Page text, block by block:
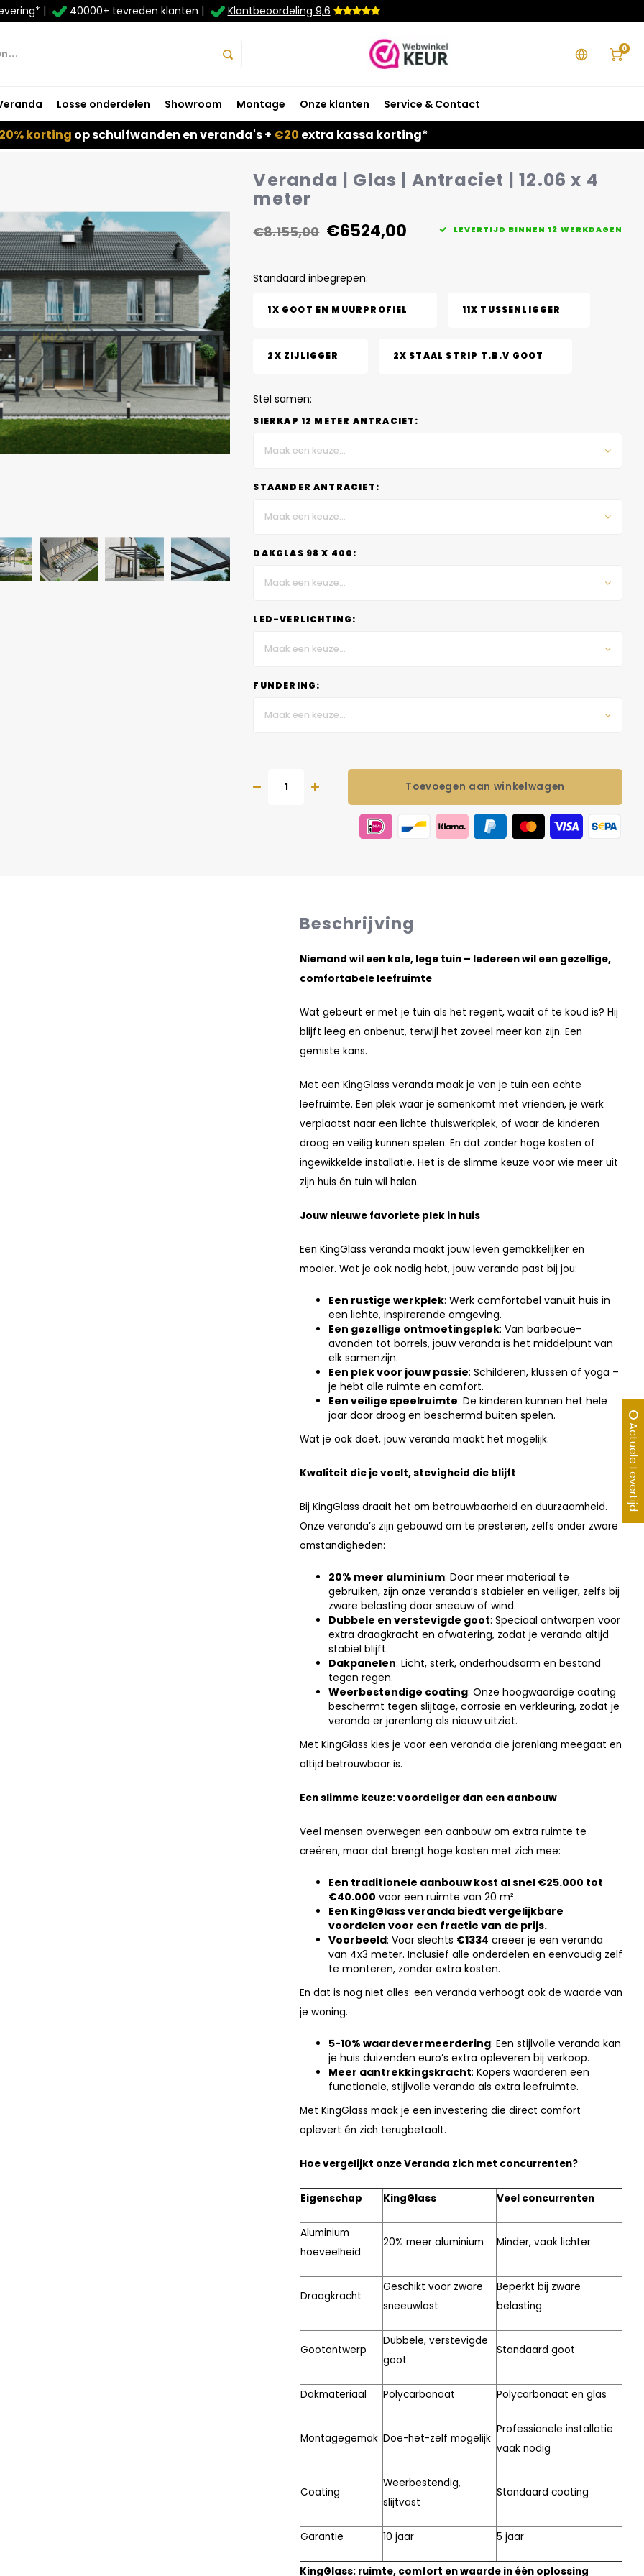
| 40000+ tevreden klanten | Klantbeoordeling 9,6
0
Losse onderdelen Showroom Montage Onze klanten Service & Contact
korting op schuifwanden en veranda's + €20 extra kassa korting*
Veranda | Glas | Antraciet | 12.06 x 4
meter
€8.155,00 €6524,00 LEVERTIJD BINNEN 12 WERKDAGEN
Standaard inbegrepen:
1X GOOT EN MUURPROFIEL 11X TUSSENLIGGER
2X ZIJLIGGER 2X STAAL STRIP T.B.V GOOT
Stel samen:
SIERKAP 12 METER ANTRACIET:
Maak een keuze...
STAANDER ANTRACIET:
Maak een keuze...
DAKGLAS 98 X 400:
Maak een keuze...
LED-VERLICHTING:
Maak een keuze...
FUNDERING:
Maak een keuze...
Toevoegen aan winkelwagen
Beschrijving
Niemand wil een kale, lege tuin – Iedereen wil een gezellige,
comfortabele leefruimte
Wat gebeurt er met je tuin als het regent, waait of te koud is? Hij
blijft leeg en onbenut, terwijl het zoveel meer kan zijn. Een
gemiste kans.
Met een KingGlass veranda maak je van je tuin een echte
leefruimte. Een plek waar je samenkomt met vrienden, je werk
verplaatst naar een lichte thuiswerkplek, of waar de kinderen
droog en veilig kunnen spelen. En dat zonder hoge kosten of
ingewikkelde installatie. Het is de slimme keuze voor wie meer uit
zijn huis én tuin wil halen.
Jouw nieuwe favoriete plek in huis
Een KingGlass veranda maakt jouw leven gemakkelijker en
mooier. Wat je ook nodig hebt, jouw veranda past bij jou:
Een rustige werkplek: Werk comfortabel vanuit huis in
een lichte, inspirerende omgeving.
Een gezellige ontmoetingsplek: Van barbecue-
avonden tot borrels, jouw veranda is het middelpunt van
elk samenzijn.
Een plek voor jouw passie: Schilderen, klussen of yoga –
je hebt alle ruimte en comfort.
Een veilige speelruimte: De kinderen kunnen het hele
jaar door droog en beschermd buiten spelen.
Wat je ook doet, jouw veranda maakt het mogelijk.
Kwaliteit die je voelt, stevigheid die blijft
Bij KingGlass draait het om betrouwbaarheid en duurzaamheid.
Onze veranda’s zijn gebouwd om te presteren, zelfs onder zware
omstandigheden:
20% meer aluminium: Door meer materiaal te
gebruiken, zijn onze veranda’s stabieler en veiliger, zelfs bij
zware belasting door sneeuw of wind.
Dubbele en verstevigde goot: Speciaal ontworpen voor
extra draagkracht en afwatering, zodat je veranda altijd
stabiel blijft.
Dakpanelen: Licht, sterk, onderhoudsarm en bestand
tegen regen.
Weerbestendige coating: Onze hoogwaardige coating
beschermt tegen slijtage, corrosie en verkleuring, zodat je
veranda er jarenlang als nieuw uitziet.
Met KingGlass kies je voor een veranda die jarenlang meegaat en
altijd betrouwbaar is.
Een slimme keuze: voordeliger dan een aanbouw
Veel mensen overwegen een aanbouw om extra ruimte te
creëren, maar dat brengt hoge kosten met zich mee:
Een traditionele aanbouw kost al snel €25.000 tot
€40.000 voor een ruimte van 20 m².
Een KingGlass veranda biedt vergelijkbare
voordelen voor een fractie van de prijs.
Voorbeeld: Voor slechts €1334 creëer je een veranda
van 4x3 meter. Inclusief alle onderdelen en eenvoudig zelf
te monteren, zonder extra kosten.
En dat is nog niet alles: een veranda verhoogt ook de waarde van
je woning.
5-10% waardevermeerdering: Een stijlvolle veranda kan
je huis duizenden euro’s extra opleveren bij verkoop.
Meer aantrekkingskracht: Kopers waarderen een
functionele, stijlvolle veranda als extra leefruimte.
Met KingGlass maak je een investering die direct comfort
oplevert én zich terugbetaalt.
Hoe vergelijkt onze Veranda zich met concurrenten?
Eigenschap KingGlass Veel concurrenten
Aluminium
hoeveelheid
20% meer aluminium Minder, vaak lichter
Draagkracht
Geschikt voor zware
sneeuwlast
Beperkt bij zware
belasting
Gootontwerp
Dubbele, verstevigde
goot
Standaard goot
Dakmateriaal Polycarbonaat Polycarbonaat en glas
Montagegemak Doe-het-zelf mogelijk
Professionele installatie
vaak nodig
Coating
Weerbestendig,
slijtvast
Standaard coating
Garantie 10 jaar 5 jaar
KingGlass: ruimte, comfort en waarde in één oplossing
Actuele Levertijd